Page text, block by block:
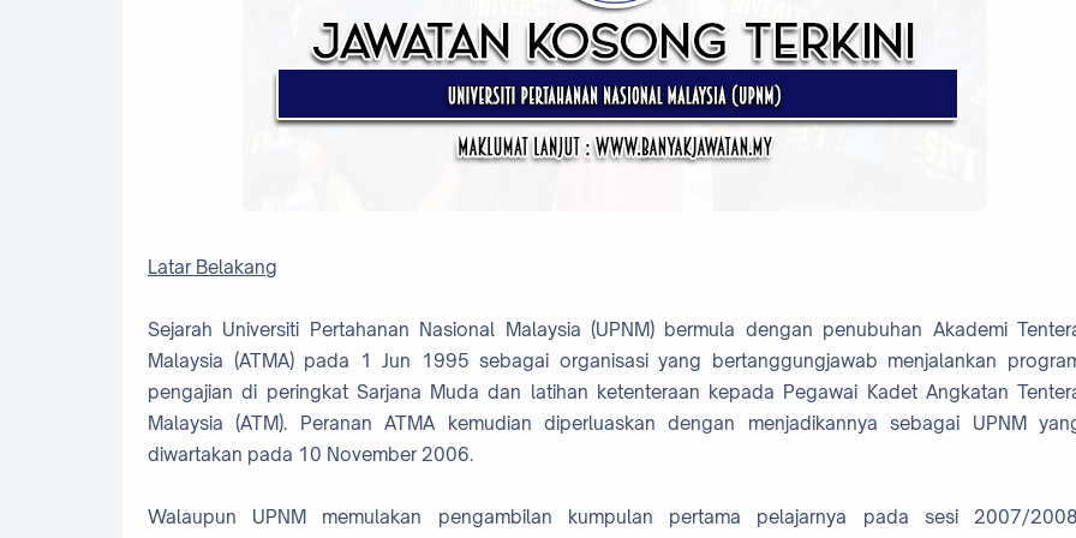
Latar Belakang
Sejarah Universiti Pertahanan Nasional Malaysia (UPNM) bermula dengan penubuhan Akademi
Malaysia (ATMA) pada 1 Jun 1995 sebagai organisasi yang bertanggungjawab menjalankan
pengajian di peringkat Sarjana Muda dan latihan ketenteraan kepada Pegawai Kadet Angkatan
Malaysia (ATM). Peranan ATMA kemudian diperluaskan dengan menjadikannya sebagai UPNM
diwartakan pada 10 November 2006.
Walaupun UPNM memulakan pengambilan kumpulan pertama pelajarnya pada sesi 2007/